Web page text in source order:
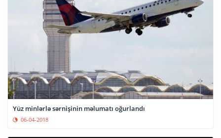
Yüz minlərlə sərnişinin məlumatı oğurlandı
06-04-2018